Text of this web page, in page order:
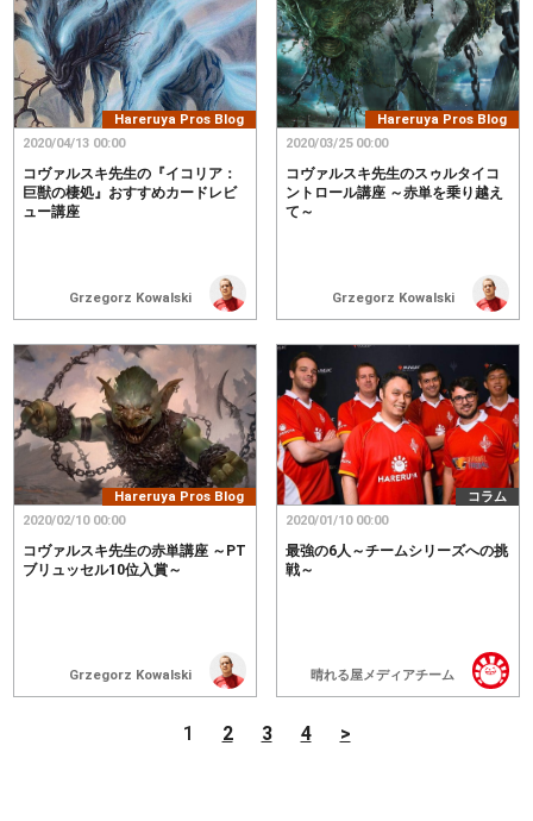
Hareruya Pros Blog
Grzegorz Kowalski
コヴァルスキ先生の『イコリア：
巨獣の棲処』おすすめカードレビ
ュー講座
2020/04/13 00:00
Hareruya Pros Blog
Grzegorz Kowalski
コヴァルスキ先生のスゥルタイコ
ントロール講座 ～赤単を乗り越え
て～
2020/03/25 00:00
Hareruya Pros Blog
Grzegorz Kowalski
コヴァルスキ先生の赤単講座 ～PT
ブリュッセル10位入賞～
2020/02/10 00:00
コラム
晴れる屋メディアチーム
最強の6人～チームシリーズへの挑
戦～
2020/01/10 00:00
1 2 3 4 >